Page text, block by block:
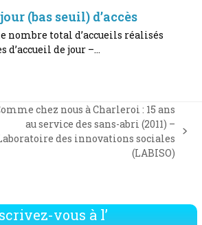
(bas seuil) d’accès
nombre total d’accueils réalisés
d’accueil de jour –…
chez nous à Charleroi : 15 ans
au service des sans-abri (2011) –
des innovations sociales
(LABISO)
vous à l’